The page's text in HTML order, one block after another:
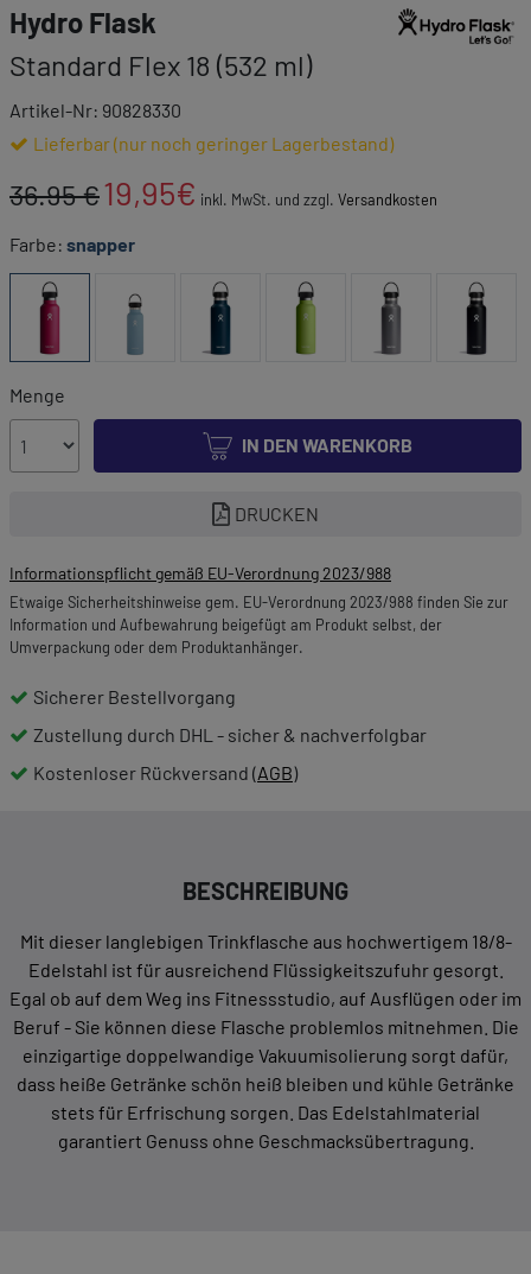
Hydro Flask
Standard Flex 18 (532 ml)
Link zur
Artikel-Nr: 90828330
Lieferbar (nur noch geringer Lagerbestand)
36.95 €19,95€ inkl. MwSt. und zzgl. Versandkosten
Farbe: snapper
Menge
IN DEN WARENKORB
DRUCKEN
Informationspflicht gemäß EU-Verordnung 2023/988
Etwaige Sicherheitshinweise gem. EU-Verordnung 2023/988 finden Sie zur
Information und Aufbewahrung beigefügt am Produkt selbst, der
Umverpackung oder dem Produktanhänger.
Sicherer Bestellvorgang
Zustellung durch DHL - sicher & nachverfolgbar
Kostenloser Rückversand (AGB)
BESCHREIBUNG
Mit dieser langlebigen Trinkflasche aus hochwertigem 18/8-
Edelstahl ist für ausreichend Flüssigkeitszufuhr gesorgt.
Egal ob auf dem Weg ins Fitnessstudio, auf Ausflügen oder im
Beruf - Sie können diese Flasche problemlos mitnehmen. Die
einzigartige doppelwandige Vakuumisolierung sorgt dafür,
dass heiße Getränke schön heiß bleiben und kühle Getränke
stets für Erfrischung sorgen. Das Edelstahlmaterial
garantiert Genuss ohne Geschmacksübertragung.